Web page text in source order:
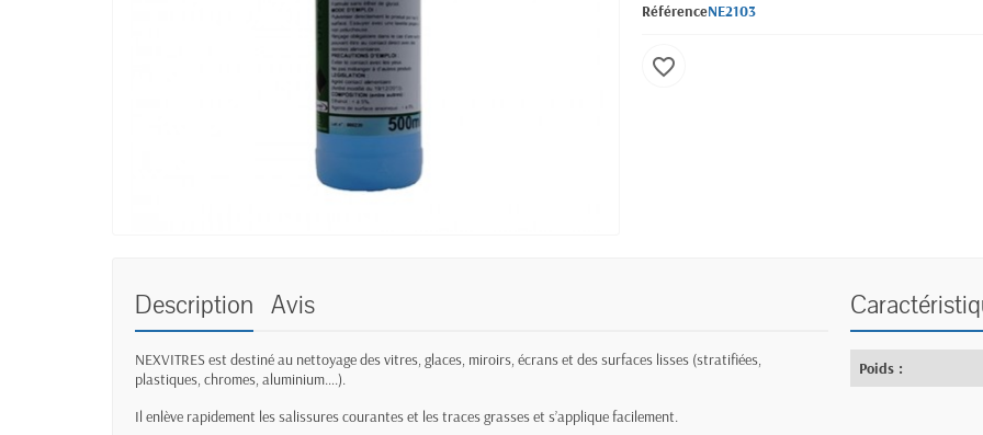
RéférenceNE2103
favorite_border
Description Avis
NEXVITRES est destiné au nettoyage des vitres, glaces, miroirs, écrans et des surfaces lisses (stratifiées,
plastiques, chromes, aluminium….).
Il enlève rapidement les salissures courantes et les traces grasses et s’applique facilement.
Poids :